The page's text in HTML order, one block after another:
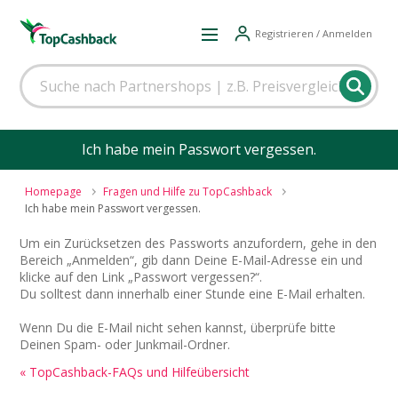
Registrieren / Anmelden
Ich habe mein Passwort vergessen.
Homepage
Fragen und Hilfe zu TopCashback
Ich habe mein Passwort vergessen.
Um ein Zurücksetzen des Passworts anzufordern, gehe in den
Bereich „Anmelden“, gib dann Deine E-Mail-Adresse ein und
klicke auf den Link „Passwort vergessen?“.
Du solltest dann innerhalb einer Stunde eine E-Mail erhalten.
Wenn Du die E-Mail nicht sehen kannst, überprüfe bitte
Deinen Spam- oder Junkmail-Ordner.
« TopCashback-FAQs und Hilfeübersicht